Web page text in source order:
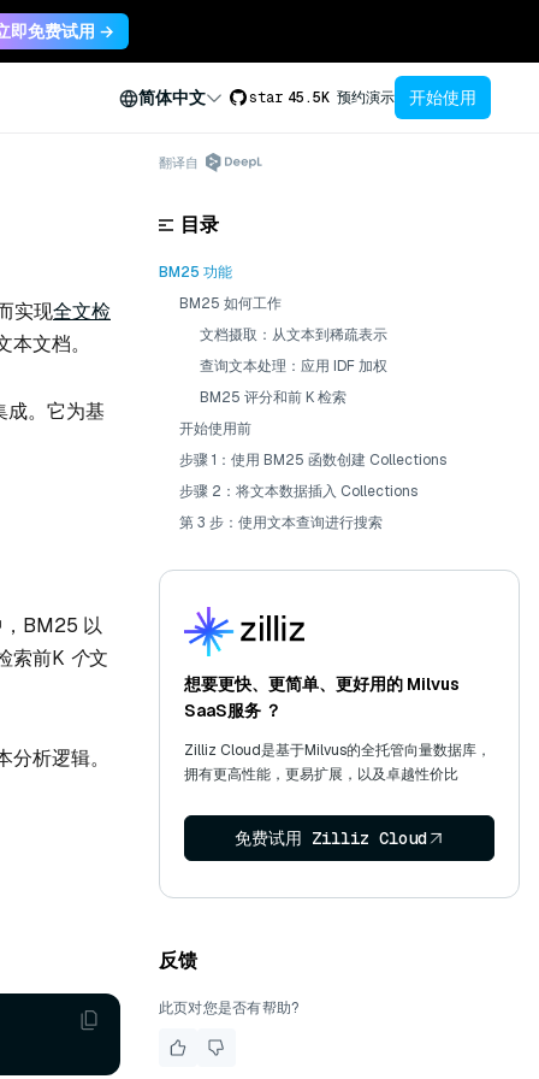
即免费试用 →
简体中文 star 45.5K 预约演示 开始使用
实现全文检
文档。
。它为基
BM25 以
索前K 个文
析逻辑。
翻译自
目录
BM25 功能
BM25 如何工作
文档摄取：从文本到稀疏表示
查询文本处理：应用 IDF 加权
BM25 评分和前 K 检索
开始使用前
步骤 1：使用 BM25 函数创建 Collections
步骤 2：将文本数据插入 Collections
第 3 步：使用文本查询进行搜索
想要更快、更简单、更好用的 Milvus
SaaS服务 ？
Zilliz Cloud是基于Milvus的全托管向量数据库，
拥有更高性能，更易扩展，以及卓越性价比
免费试用 Zilliz Cloud
反馈
此页对您是否有帮助?